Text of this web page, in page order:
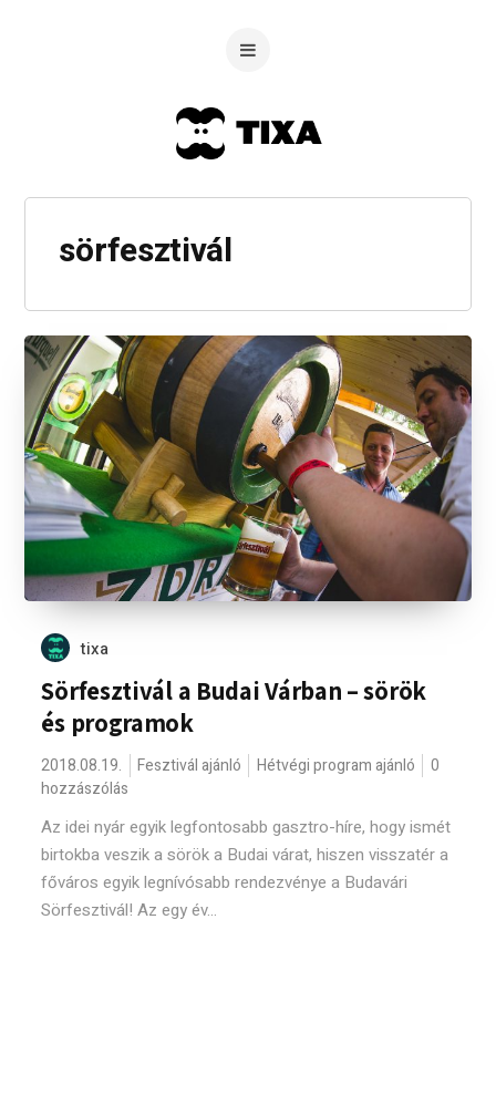
sörfesztivál
tixa
Sörfesztivál a Budai Várban – sörök
és programok
2018.08.19. Fesztivál ajánló Hétvégi program ajánló
0
hozzászólás
Az idei nyár egyik legfontosabb gasztro-híre, hogy ismét
birtokba veszik a sörök a Budai várat, hiszen visszatér a
főváros egyik legnívósabb rendezvénye a Budavári
Sörfesztivál! Az egy év...